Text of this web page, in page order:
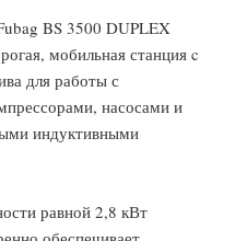
BS 3500 DUPLEX
мобильная станция c
для работы с
насосами и
индуктивными
равной 2,8 кВт